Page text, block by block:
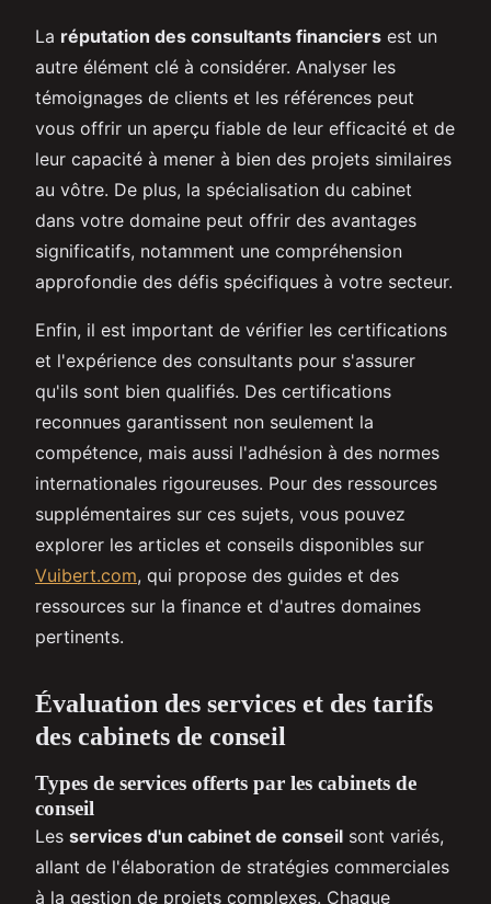
La réputation des consultants financiers est un
autre élément clé à considérer. Analyser les
témoignages de clients et les références peut
vous offrir un aperçu fiable de leur efficacité et de
leur capacité à mener à bien des projets similaires
au vôtre. De plus, la spécialisation du cabinet
dans votre domaine peut offrir des avantages
significatifs, notamment une compréhension
approfondie des défis spécifiques à votre secteur.
Enfin, il est important de vérifier les certifications
et l'expérience des consultants pour s'assurer
qu'ils sont bien qualifiés. Des certifications
reconnues garantissent non seulement la
compétence, mais aussi l'adhésion à des normes
internationales rigoureuses. Pour des ressources
supplémentaires sur ces sujets, vous pouvez
explorer les articles et conseils disponibles sur
Vuibert.com, qui propose des guides et des
ressources sur la finance et d'autres domaines
pertinents.
Évaluation des services et des tarifs
des cabinets de conseil
Types de services offerts par les cabinets de
conseil
Les services d'un cabinet de conseil sont variés,
allant de l'élaboration de stratégies commerciales
à la gestion de projets complexes. Chaque